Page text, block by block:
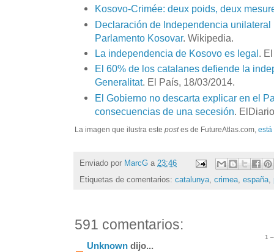
Kosovo-Crimée: deux poids, deux
Declaración de Independencia
Parlamento Kosovar. Wikipedia.
La independencia de Kosovo es legal.
El 60% de los catalanes defiende la
Generalitat. El País, 18/03/2014.
El Gobierno no descarta explicar en el
consecuencias de una secesión .
La imagen que ilustra este postes de FutureAtlas.com, está
Enviado por MarcG a 23:46
Etiquetas de comentarios: catalunya, crimea, españa,
591 comentarios:
1
Unknown dijo...